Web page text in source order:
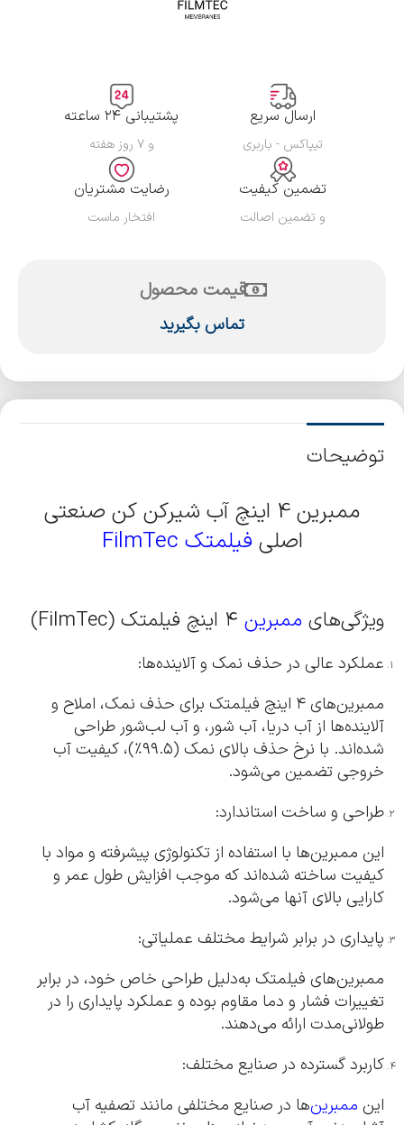
ارسال سریع
تیپاکس - باربری
پشتیبانی ۲۴ ساعته
و ۷ روز هفته
تضمین کیفیت
و تضمین اصالت
رضایت مشتریان
افتخار ماست
قیمت محصول
تماس بگیرید
توضیحات
ممبرین 4 اینچ آب شیرکن کن صنعتی
اصلیفیلمتک FilmTec
ویژگی‌های ممبرین ۴ اینچ فیلمتک (FilmTec)
عملکرد عالی در حذف نمک و آلاینده‌ها:
ممبرین‌های ۴ اینچ فیلمتک برای حذف نمک، املاح و
آلاینده‌ها از آب دریا، آب شور، و آب لب‌شور طراحی
شده‌اند. با نرخ حذف بالای نمک (۹۹.۵٪)، کیفیت آب
خروجی تضمین می‌شود.
طراحی و ساخت استاندارد:
این ممبرین‌ها با استفاده از تکنولوژی پیشرفته و مواد با
کیفیت ساخته شده‌اند که موجب افزایش طول عمر و
کارایی بالای آنها می‌شود.
پایداری در برابر شرایط مختلف عملیاتی:
ممبرین‌های فیلمتک به‌دلیل طراحی خاص خود، در برابر
تغییرات فشار و دما مقاوم بوده و عملکرد پایداری را در
طولانی‌مدت ارائه می‌دهند.
کاربرد گسترده در صنایع مختلف:
این ممبرین‌ها در صنایع مختلفی مانند تصفیه آب